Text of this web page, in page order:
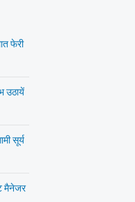
फेरी
उठायें
सूर्य
मैनेजर